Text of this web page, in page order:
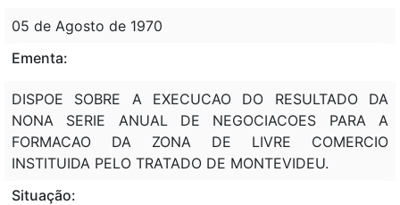
05 de Agosto de 1970
Ementa:
DISPOE SOBRE A EXECUCAO DO RESULTADO DA
NONA SERIE ANUAL DE NEGOCIACOES PARA A
FORMACAO DA ZONA DE LIVRE COMERCIO
INSTITUIDA PELO TRATADO DE MONTEVIDEU.
Situação: